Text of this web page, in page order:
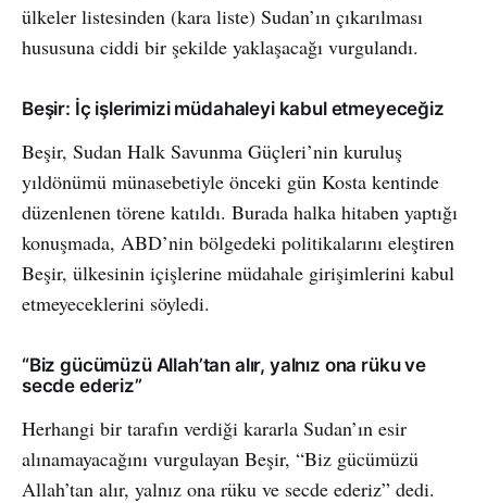
ülkeler listesinden (kara liste) Sudan’ın çıkarılması
hususuna ciddi bir şekilde yaklaşacağı vurgulandı.
Beşir: İç işlerimizi müdahaleyi kabul etmeyeceğiz
Beşir, Sudan Halk Savunma Güçleri’nin kuruluş
yıldönümü münasebetiyle önceki gün Kosta kentinde
düzenlenen törene katıldı. Burada halka hitaben yaptığı
konuşmada, ABD’nin bölgedeki politikalarını eleştiren
Beşir, ülkesinin içişlerine müdahale girişimlerini kabul
etmeyeceklerini söyledi.
“Biz gücümüzü Allah’tan alır, yalnız ona rüku ve
secde ederiz”
Herhangi bir tarafın verdiği kararla Sudan’ın esir
alınamayacağını vurgulayan Beşir, “Biz gücümüzü
Allah’tan alır, yalnız ona rüku ve secde ederiz” dedi.